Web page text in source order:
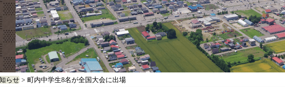
らせ > 町内中学生8名が全国大会に出場